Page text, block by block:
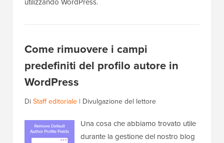
Come rimuovere i campi
predefiniti del profilo autore in
WordPress
DiStaff editoriale | Divulgazione del lettore
Una cosa che abbiamo trovato utile
durante la gestione del nostro blog